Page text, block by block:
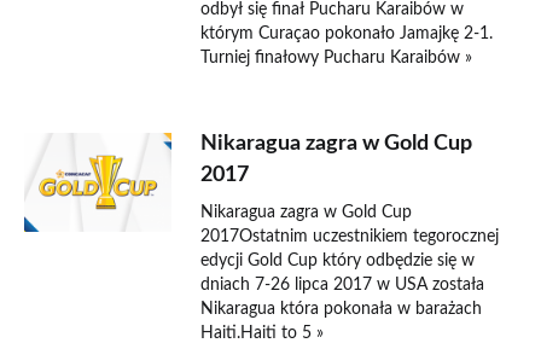
odbył się finał Pucharu Karaibów w
którym Curaçao pokonało Jamajkę 2-1.
Turniej finałowy Pucharu Karaibów »
Nikaragua zagra w Gold Cup
2017
Nikaragua zagra w Gold Cup
2017Ostatnim uczestnikiem tegorocznej
edycji Gold Cup który odbędzie się w
dniach 7-26 lipca 2017 w USA została
Nikaragua która pokonała w barażach
Haiti.Haiti to 5 »